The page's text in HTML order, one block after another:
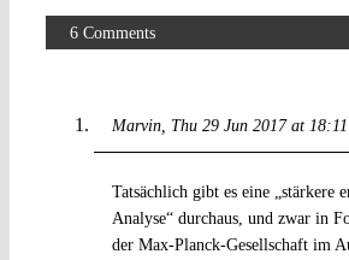
6 Comments
Marvin Thu 29 Jun 2017 at 18:11
Tatsächlich gibt es eine „stärkere
Analyse“ durchaus, und zwar in
der Max-Planck-Gesellschaft im